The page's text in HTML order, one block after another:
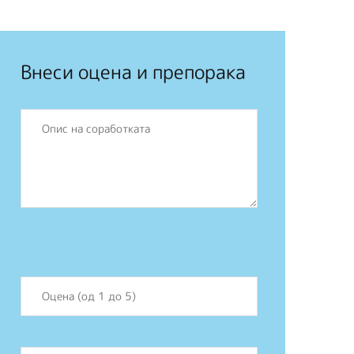
Внеси оцена и препорака